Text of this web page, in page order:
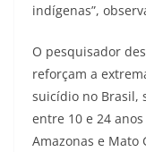
indígenas”,
O pesquisador
reforçam a
suicídio no Brasil,
entre 10 e 24
Amazonas e Mato